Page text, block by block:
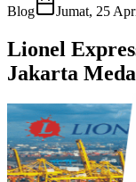
Blog
Jumat, 25
Lionel
Jakarta